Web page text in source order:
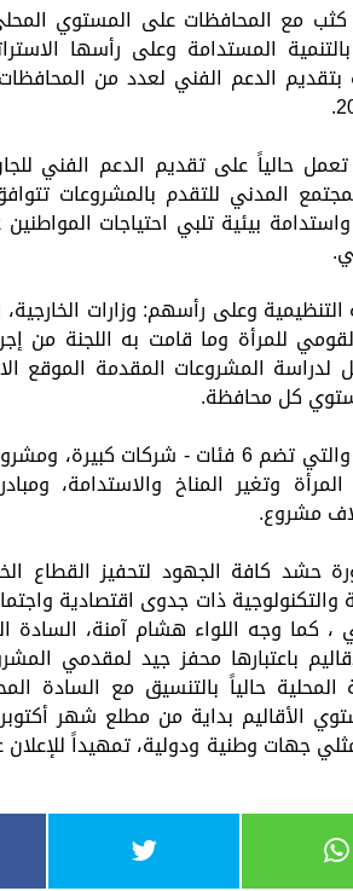
كثب مع المحافظات على المستوي
المستدامة وعلى رأسها
الوزارة بتقديم الدعم الفني لعدد من
حالياً على تقديم الدعم الفني
المدني للتقدم بالمشروعات
بيئية تلبي احتياجات
وعلى رأسهم: وزارات الخارجية،
للمرأة وما قامت به اللجنة من
المشروعات المقدمة الموقع
كل محافظة.
وأشار اللواء هشام آمنة إلى ان المشروعات المقدمة والتي تضم 6
وتغير المناخ والاستدامة،
حشد كافة الجهود لتحفيز القطاع
والتكنولوجية ذات جدوى اقتصادية
، كما وجه اللواء هشام آمنة، السادة
على مستوي الأقاليم باعتبارها محفز جيد
حالياً بالتنسيق مع السادة
الأقاليم بداية من مطلع شهر
جهات وطنية ودولية، تمهيداً